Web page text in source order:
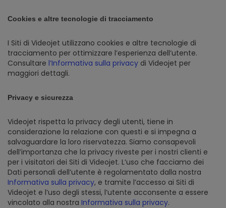
Cookies e altre tecnologie di tracciamento
I Siti di Videojet utilizzano cookies e altre tecnologie di
tracciamento per ottimizzare l’esperienza dell’utente.
Consultare l’Informativa sulla privacy di Videojet per
maggiori dettagli.
Privacy e sicurezza
Videojet rispetta la privacy degli utenti, tiene in
considerazione la relazione con questi e si impegna a
salvaguardare la loro riservatezza. Siamo consapevoli
dell’importanza che la privacy riveste per i nostri clienti e
per i visitatori dei Siti di Videojet. L’uso che facciamo dei
Dati personali dell’utente è regolamentato dalla nostra
Informativa sulla privacy, e tramite l’accesso ai Siti di
Videojet e l’uso degli stessi, l’utente acconsente a essere
vincolato alla nostra Informativa sulla privacy.